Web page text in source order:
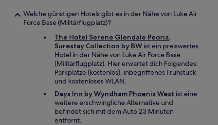
Welche günstigen Hotels gibt es in der Nähe von Luke Air
Force Base (Militärflugplatz)?
The Hotel Serene Glendale Peoria,
Surestay Collection by BW ist ein preiswertes
Hotel in der Nähe von Luke Air Force Base
(Militärflugplatz). Hier erwartet dich Folgendes:
Parkplätze (kostenlos), inbegriffenes Frühstück
und kostenloses WLAN.
Days Inn by Wyndham Phoenix West ist eine
weitere erschwingliche Alternative und
befindet sich mit dem Auto 23 Minuten
entfernt.